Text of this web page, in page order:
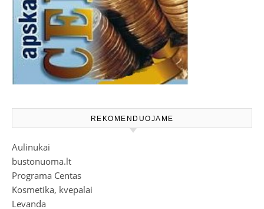
REKOMENDUOJAME
Aulinukai
bustonuoma.lt
Programa Centas
Kosmetika, kvepalai
Levanda